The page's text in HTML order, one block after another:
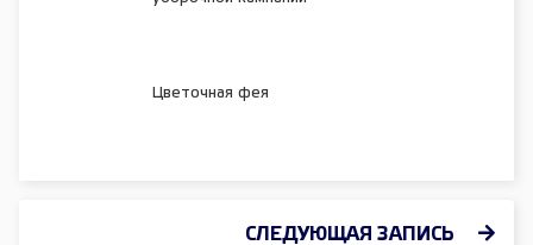
Цветочная фея
СЛЕДУЮЩАЯ ЗАПИСЬ